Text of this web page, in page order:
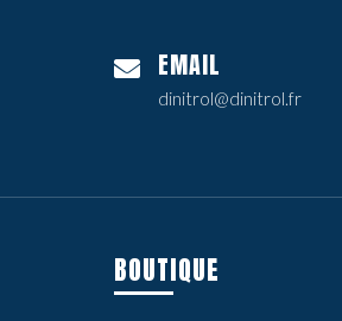
EMAIL
dinitrol@dinitrol.fr
BOUTIQUE